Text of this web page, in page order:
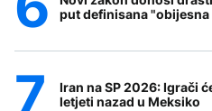
put definisana "obijesna
Iran na SP 2026: Igrači
letjeti nazad u Meksiko